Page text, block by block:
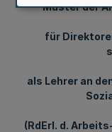
Muster der
für
als Lehrer an
(RdErl. d.